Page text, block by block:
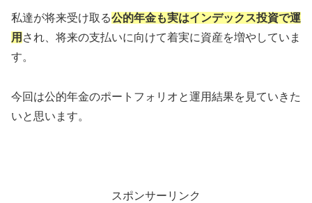
私達が将来受け取る公的年金も実はインデックス投資で運
用 され、将来の支払いに向けて着実に資産を増やしていま
す。
今回は公的年金のポートフォリオと運用結果を見ていきた
いと思います。
スポンサーリンク